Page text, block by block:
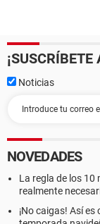
Noticias
NOVEDADES
La regla de los 10
realmente
¡No caigas! Así